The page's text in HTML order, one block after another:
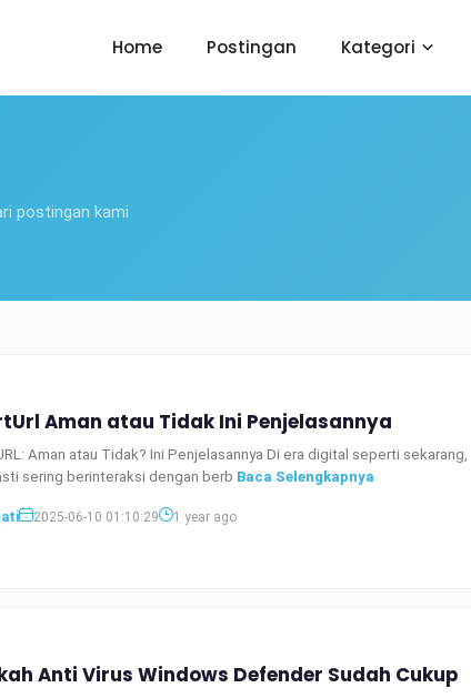
Home Postingan Kategori
postingan kami
Aman atau Tidak Ini Penjelasannya
Aman atau Tidak? Ini Penjelasannya Di era digital seperti sekarang,
sering berinteraksi dengan berb Baca Selengkapnya
2025-06-10 01:10:29 1 year ago
Anti Virus Windows Defender Sudah Cukup